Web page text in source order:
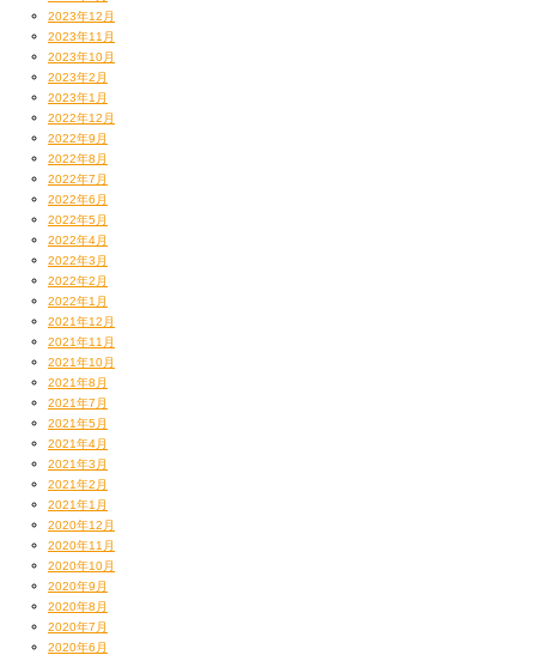
2023年12月
2023年11月
2023年10月
2023年2月
2023年1月
2022年12月
2022年9月
2022年8月
2022年7月
2022年6月
2022年5月
2022年4月
2022年3月
2022年2月
2022年1月
2021年12月
2021年11月
2021年10月
2021年8月
2021年7月
2021年5月
2021年4月
2021年3月
2021年2月
2021年1月
2020年12月
2020年11月
2020年10月
2020年9月
2020年8月
2020年7月
2020年6月